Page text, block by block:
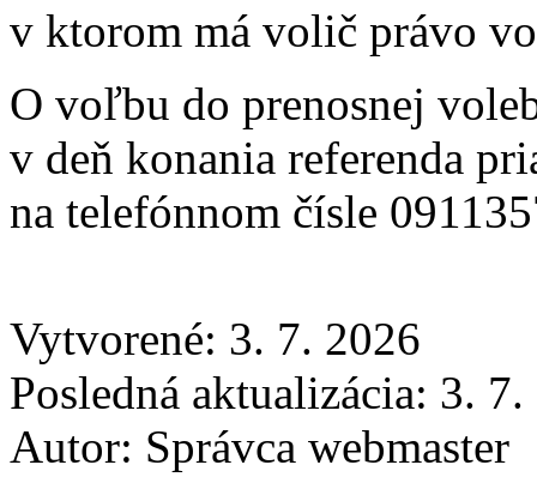
v ktorom má volič právo
O voľbu do prenosnej
v deň konania referenda
na telefónnom čísle
Vytvorené: 3. 7. 2026
Posledná aktualizácia: 3.
Autor: Správca webmaster